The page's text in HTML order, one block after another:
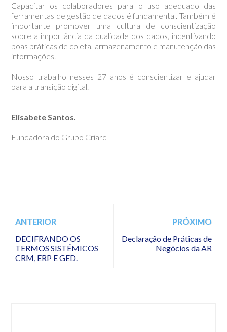
Capacitar os colaboradores para o uso adequado das
ferramentas de gestão de dados é fundamental. Também é
importante promover uma cultura de conscientização
sobre a importância da qualidade dos dados, incentivando
boas práticas de coleta, armazenamento e manutenção das
informações.
Nosso trabalho nesses 27 anos é conscientizar e ajudar
para a transição digital.
Elisabete Santos.
Fundadora do Grupo Criarq
ANTERIOR
DECIFRANDO OS
TERMOS SISTÉMICOS
CRM, ERP E GED.
PRÓXIMO
Declaração de Práticas de
Negócios da AR